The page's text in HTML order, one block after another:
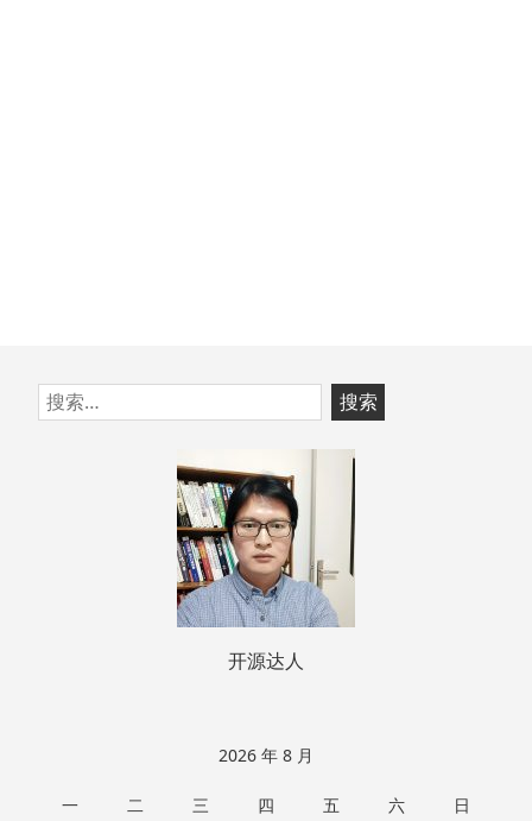
跳
至
搜
索：
开源达人
2026 年 8 月
一 二 三 四 五 六 日